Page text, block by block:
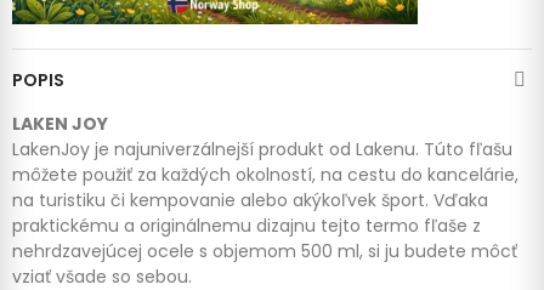
POPIS
LAKEN JOY
LakenJoy je najuniverzálnejší produkt od Lakenu. Túto fľašu
môžete použiť za každých okolností, na cestu do kancelárie,
na turistiku či kempovanie alebo akýkoľvek šport. Vďaka
praktickému a originálnemu dizajnu tejto termo fľaše z
nehrdzavejúcej ocele s objemom 500 ml, si ju budete môcť
vziať všade so sebou.